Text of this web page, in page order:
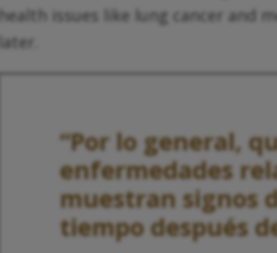
health issues like lung cancer and
later.
“Por lo general,
enfermedades
muestran signos
tiempo después